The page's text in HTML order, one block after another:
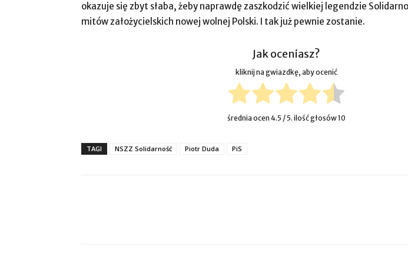
okazuje się zbyt słaba, żeby naprawdę zaszkodzić wielkiej legendzie
mitów założycielskich nowej wolnej Polski. I tak już pewnie zostanie.
Jak oceniasz?
kliknij na gwiazdkę, aby ocenić
średnia ocen4.5 / 5. ilość głosów10
TAGI NSZZ Solidarność Piotr Duda PiS